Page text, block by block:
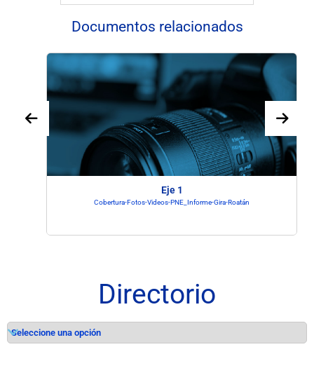
Documentos relacionados
Eje 1
Cobertura-Fotos-Videos-PNE_Informe-Gira-Roatán
Directorio